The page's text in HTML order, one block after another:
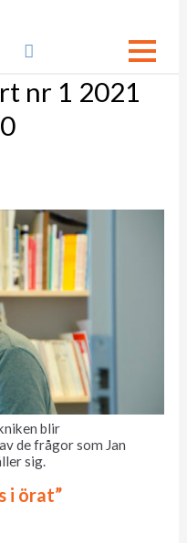
nr 1 2021
blir
de frågor som Jan
sig.
i örat”